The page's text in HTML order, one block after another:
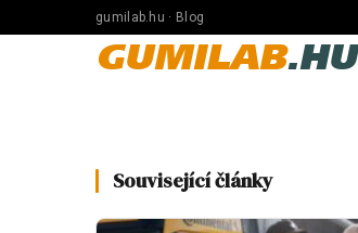
gumilab.hu · Blog
GUMILAB.HU
Související články